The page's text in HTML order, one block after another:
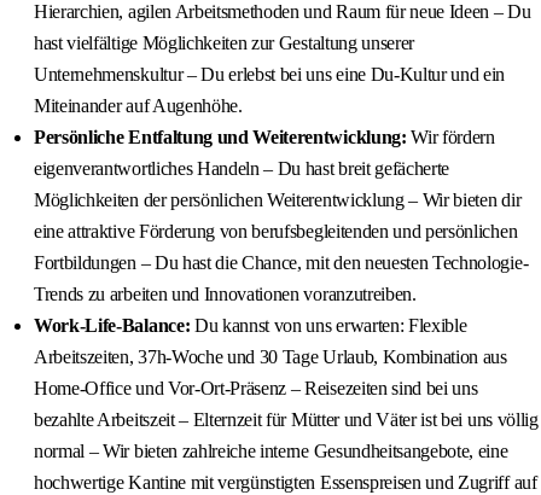
Hierarchien, agilen Arbeitsmethoden und Raum für neue Ideen – Du
hast vielfältige Möglichkeiten zur Gestaltung unserer
Unternehmenskultur – Du erlebst bei uns eine Du-Kultur und ein
Miteinander auf Augenhöhe.
Persönliche Entfaltung und Weiterentwicklung: Wir fördern
eigenverantwortliches Handeln – Du hast breit gefächerte
Möglichkeiten der persönlichen Weiterentwicklung – Wir bieten dir
eine attraktive Förderung von berufsbegleitenden und persönlichen
Fortbildungen – Du hast die Chance, mit den neuesten Technologie-
Trends zu arbeiten und Innovationen voranzutreiben.
Work-Life-Balance: Du kannst von uns erwarten: Flexible
Arbeitszeiten, 37h-Woche und 30 Tage Urlaub, Kombination aus
Home-Office und Vor-Ort-Präsenz – Reisezeiten sind bei uns
bezahlte Arbeitszeit – Elternzeit für Mütter und Väter ist bei uns völlig
normal – Wir bieten zahlreiche interne Gesundheitsangebote, eine
hochwertige Kantine mit vergünstigten Essenspreisen und Zugriff auf